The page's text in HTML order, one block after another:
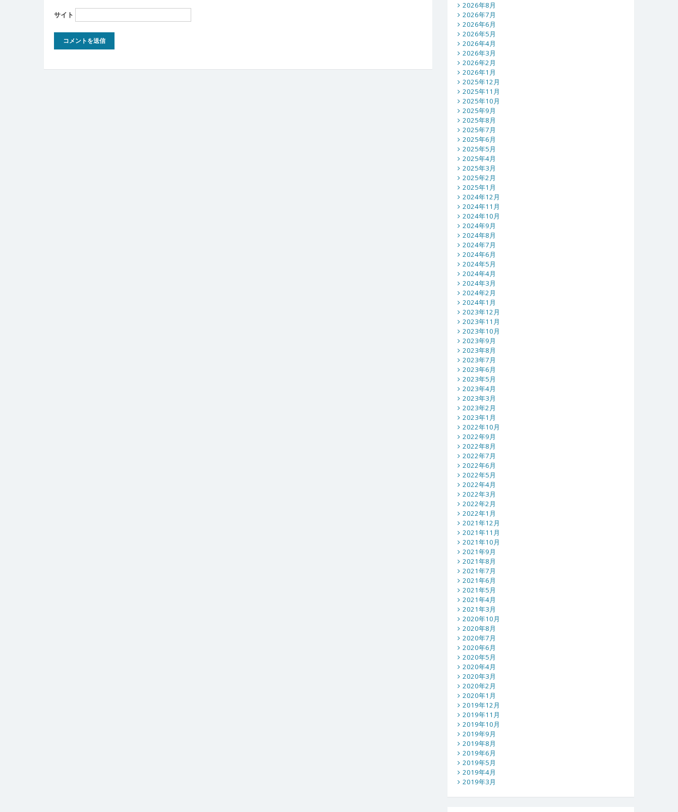
サイト
2026年8月
2026年7月
2026年6月
2026年5月
2026年4月
2026年3月
2026年2月
2026年1月
2025年12月
2025年11月
2025年10月
2025年9月
2025年8月
2025年7月
2025年6月
2025年5月
2025年4月
2025年3月
2025年2月
2025年1月
2024年12月
2024年11月
2024年10月
2024年9月
2024年8月
2024年7月
2024年6月
2024年5月
2024年4月
2024年3月
2024年2月
2024年1月
2023年12月
2023年11月
2023年10月
2023年9月
2023年8月
2023年7月
2023年6月
2023年5月
2023年4月
2023年3月
2023年2月
2023年1月
2022年10月
2022年9月
2022年8月
2022年7月
2022年6月
2022年5月
2022年4月
2022年3月
2022年2月
2022年1月
2021年12月
2021年11月
2021年10月
2021年9月
2021年8月
2021年7月
2021年6月
2021年5月
2021年4月
2021年3月
2020年10月
2020年8月
2020年7月
2020年6月
2020年5月
2020年4月
2020年3月
2020年2月
2020年1月
2019年12月
2019年11月
2019年10月
2019年9月
2019年8月
2019年6月
2019年5月
2019年4月
2019年3月